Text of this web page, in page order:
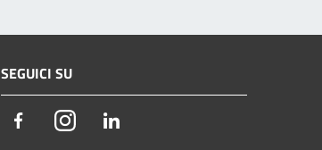
SEGUICI SU
FacebookInstagram